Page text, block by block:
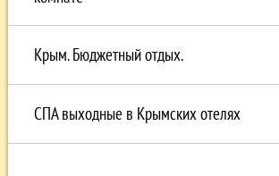
Крым. Бюджетный отдых.
СПА выходные в Крымских отелях